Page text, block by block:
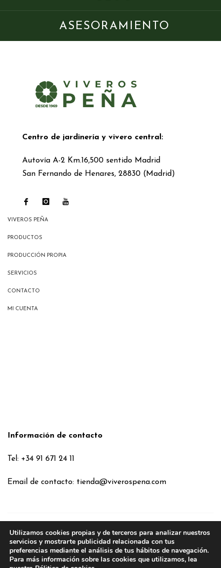
ASESORAMIENTO
Centro de jardinería y vivero central:
Autovía A-2 Km.16,500 sentido Madrid
San Fernando de Henares, 28830 (Madrid)
VIVEROS PEÑA
PRODUCTOS
PRODUCCIÓN PROPIA
SERVICIOS
CONTACTO
MI CUENTA
Información de contacto
Tel: +34 91 671 24 11
Email de contacto: tienda@viverospena.com
Condiciones generales
Aviso legal
Política de Cookies
Utilizamos cookies propias y de terceros para analizar nuestros
servicios y mostrarte publicidad relacionada con tus
preferencias mediante el análisis de tus hábitos de navegación.
Para más información sobre las cookies que utilizamos, lea